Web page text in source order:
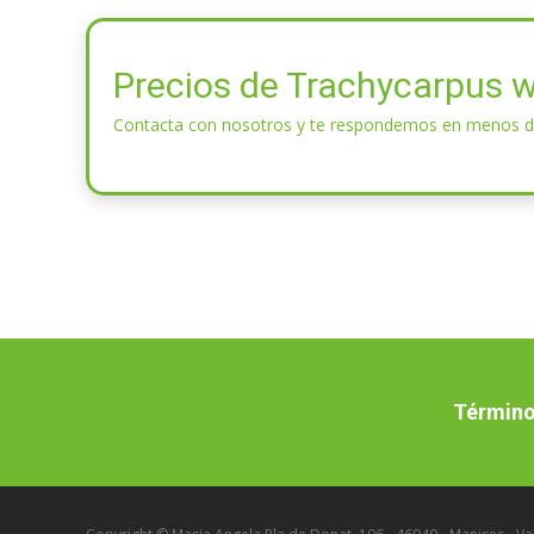
Precios de Trachycarpus
Contacta con nosotros y te respondemos en menos